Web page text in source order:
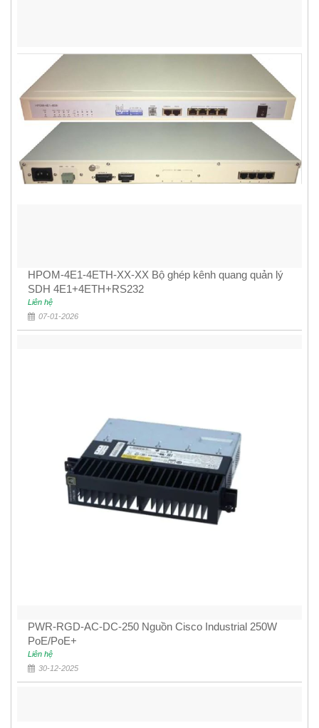
HPOM-4E1-4ETH-XX-XX Bộ ghép kênh quang quản lý
SDH 4E1+4ETH+RS232
Liên hệ
07-01-2026
PWR-RGD-AC-DC-250 Nguồn Cisco Industrial 250W
PoE/PoE+
Liên hệ
30-12-2025